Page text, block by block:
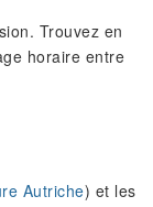
Trouvez en
horaire entre
Autriche) et les